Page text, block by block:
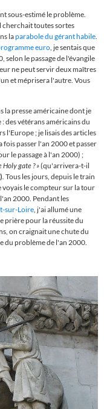
sous-estimé le problème.
cherchait toutes sortes
laparabole du gérant habile.
euro, je sentais que
le passage de l'évangile
ne peut servir deux maîtres
et méprisera l'autre. Vous
la presse américaine dont je
des vétérans américains du
l'Europe ; je lisais des articles
passer l'an 2000 et passer
le passage à l'an 2000) ;
Holy gate ?»(qu'arrivera-t-il
). Tous les jours, depuis le train
voyais le compteur sur la tour
2000. Pendant les
sur-Loire, j'ai allumé une
prière pour la réussite du
on craignait une chute du
du problème de l'an 2000.